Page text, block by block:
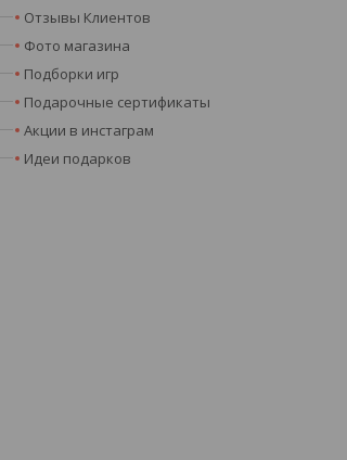
Отзывы Клиентов
Фото магазина
Подборки игр
Подарочные сертификаты
Акции в инстаграм
Идеи подарков